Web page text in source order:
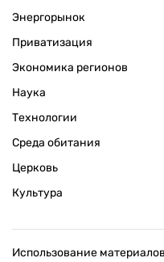
Энергорынок
Приватизация
Экономика регионов
Наука
Технологии
Среда обитания
Церковь
Культура
Использование